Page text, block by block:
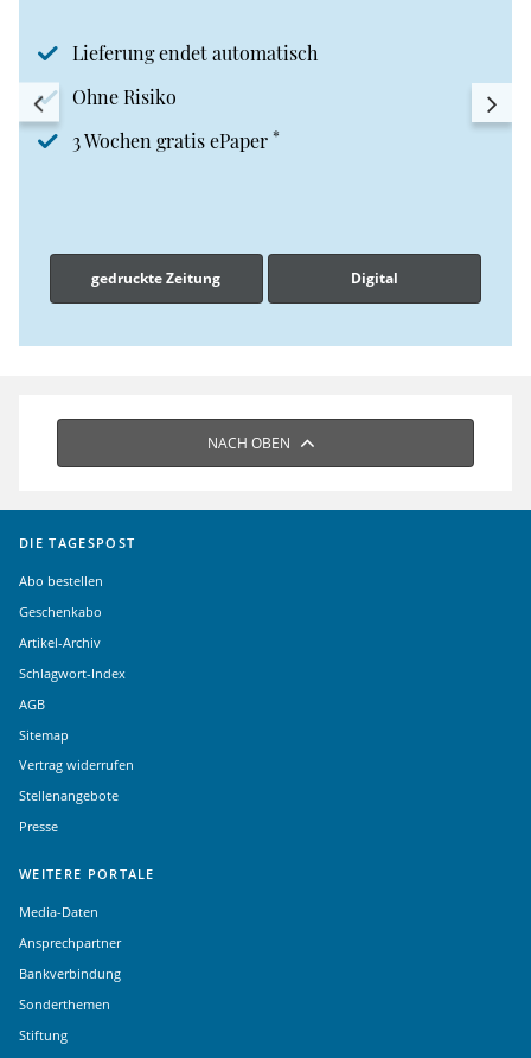
Lieferung endet automatisch
Ohne Risiko
3 Wochen gratis ePaper *
gedruckte Zeitung Digital
NACH OBEN
DIE TAGESPOST
Abo bestellen
Geschenkabo
Artikel-Archiv
Schlagwort-Index
AGB
Sitemap
Vertrag widerrufen
Stellenangebote
Presse
WEITERE PORTALE
Media-Daten
Ansprechpartner
Bankverbindung
Sonderthemen
Stiftung